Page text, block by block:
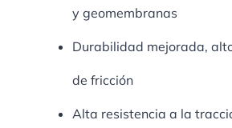
y geomembranas
Durabilidad mejorada,
de fricción
Alta resistencia a la